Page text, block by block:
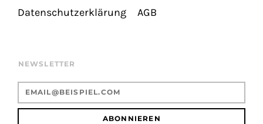
Datenschutzerklärung
AGB
NEWSLETTER
ABONNIEREN